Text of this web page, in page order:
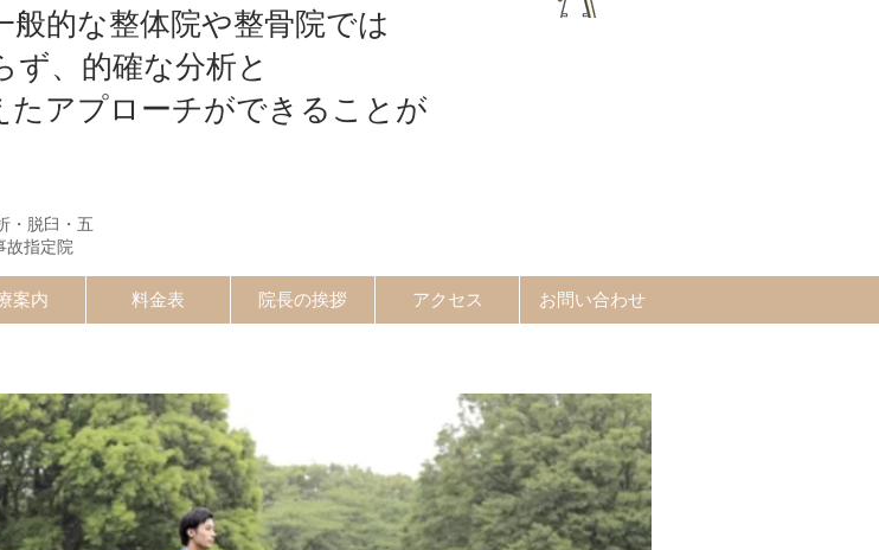
般的な整体院や整骨院では
ず、的確な分析と
たアプローチができることが
・脱臼・五
故指定院
案内 料金表 院長の挨拶 アクセス お問い合わせ